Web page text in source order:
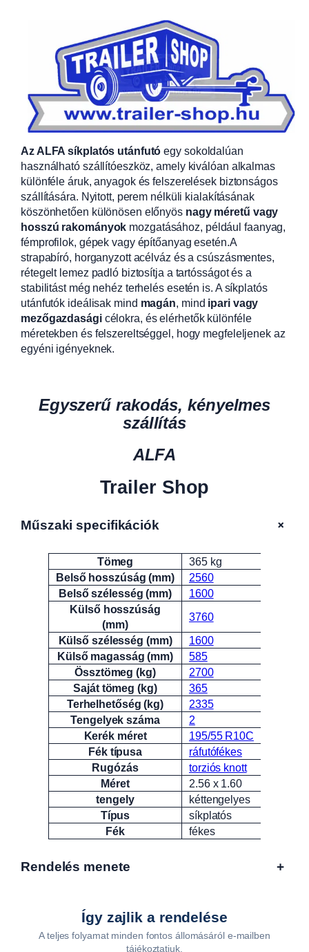
Az ALFA síkplatós utánfutó egy sokoldalúan
használható szállítóeszköz, amely kiválóan alkalmas
különféle áruk, anyagok és felszerelések biztonságos
szállítására. Nyitott, perem nélküli kialakításának
köszönhetően különösen előnyös nagy méretű vagy
hosszú rakományok mozgatásához, például faanyag,
fémprofilok, gépek vagy építőanyag esetén.A
strapabíró, horganyzott acélváz és a csúszásmentes,
rétegelt lemez padló biztosítja a tartósságot és a
stabilitást még nehéz terhelés esetén is. A síkplatós
utánfutók ideálisak mind magán, mind ipari vagy
mezőgazdaságicélokra, és elérhetők különféle
méretekben és felszereltséggel, hogy megfeleljenek az
egyéni igényeknek.
Egyszerű rakodás, kényelmes
szállítás
ALFA
Trailer Shop
Műszaki specifikációk +
Attribútumok Érték
Tömeg
365 kg
Belső hosszúság (mm)
2560
Belső szélesség (mm)
1600
Külső hosszúság
(mm)
3760
Külső szélesség (mm)
1600
Külső magasság (mm)
585
Össztömeg (kg)
2700
Saját tömeg (kg)
365
Terhelhetőség (kg)
2335
Tengelyek száma
2
Kerék méret
195/55 R10C
Fék típusa
ráfutófékes
Rugózás
torziós knott
Méret
2.56 x 1.60
tengely
kéttengelyes
Típus
síkplatós
Fék
fékes
Rendelés menete +
Így zajlik a rendelése
A teljes folyamat minden fontos állomásáról e-mailben
tájékoztatjuk.